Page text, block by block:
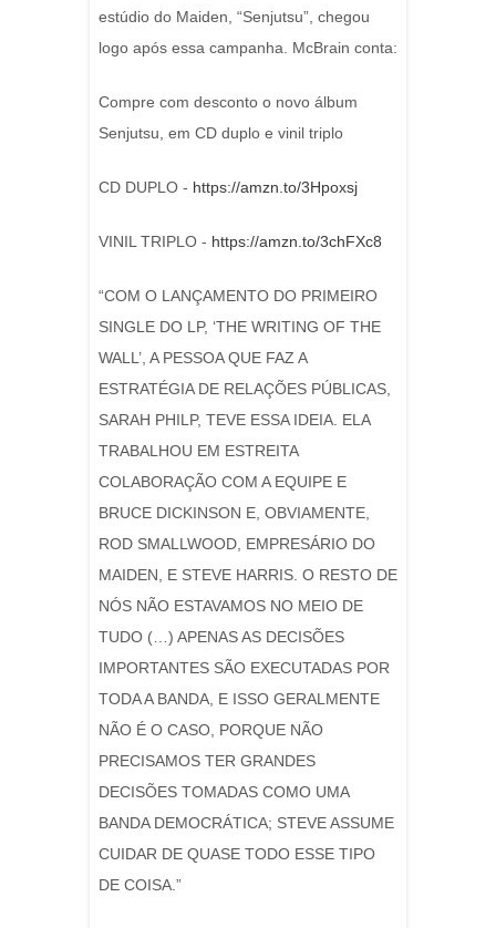
estúdio do Maiden, “Senjutsu”, chegou
logo após essa campanha. McBrain conta:
Compre com desconto o novo álbum
Senjutsu, em CD duplo e vinil triplo
CD DUPLO - https://amzn.to/3Hpoxsj
VINIL TRIPLO - https://amzn.to/3chFXc8
“COM O LANÇAMENTO DO PRIMEIRO
SINGLE DO LP, ‘THE WRITING OF THE
WALL’, A PESSOA QUE FAZ A
ESTRATÉGIA DE RELAÇÕES PÚBLICAS,
SARAH PHILP, TEVE ESSA IDEIA. ELA
TRABALHOU EM ESTREITA
COLABORAÇÃO COM A EQUIPE E
BRUCE DICKINSON E, OBVIAMENTE,
ROD SMALLWOOD, EMPRESÁRIO DO
MAIDEN, E STEVE HARRIS. O RESTO DE
NÓS NÃO ESTAVAMOS NO MEIO DE
TUDO (…) APENAS AS DECISÕES
IMPORTANTES SÃO EXECUTADAS POR
TODA A BANDA, E ISSO GERALMENTE
NÃO É O CASO, PORQUE NÃO
PRECISAMOS TER GRANDES
DECISÕES TOMADAS COMO UMA
BANDA DEMOCRÁTICA; STEVE ASSUME
CUIDAR DE QUASE TODO ESSE TIPO
DE COISA.”